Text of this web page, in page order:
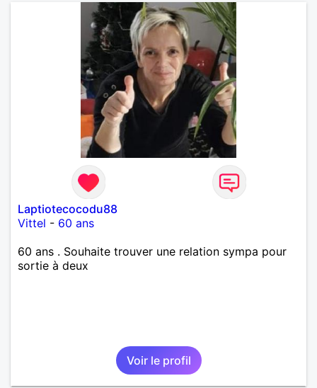
Laptiotecocodu88
Vittel - 60 ans
60 ans . Souhaite trouver une relation sympa pour
sortie à deux
Voir le profil